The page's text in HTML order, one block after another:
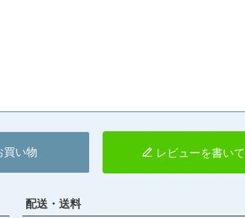
買い物 レビューを書いて
配送・送料